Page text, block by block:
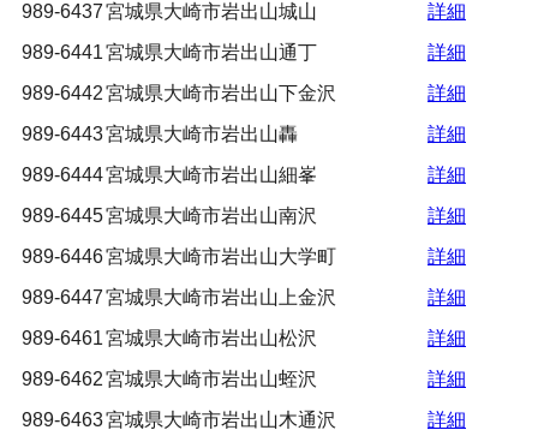
989-6437宮城県大崎市岩出山城山
詳細
989-6441宮城県大崎市岩出山通丁
詳細
989-6442宮城県大崎市岩出山下金沢
詳細
989-6443宮城県大崎市岩出山轟
詳細
989-6444宮城県大崎市岩出山細峯
詳細
989-6445宮城県大崎市岩出山南沢
詳細
989-6446宮城県大崎市岩出山大学町
詳細
989-6447宮城県大崎市岩出山上金沢
詳細
989-6461宮城県大崎市岩出山松沢
詳細
989-6462宮城県大崎市岩出山蛭沢
詳細
989-6463宮城県大崎市岩出山木通沢
詳細